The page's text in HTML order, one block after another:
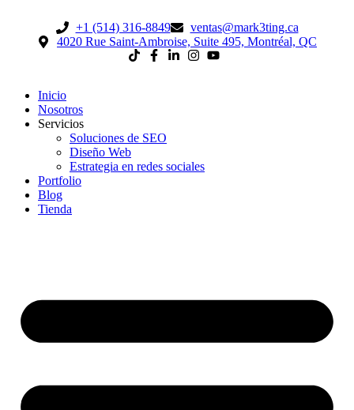
+1 (514) 316-8849
ventas@mark3ting.ca
4020 Rue Saint-Ambroise, Suite 495, Montréal, QC
Inicio
Nosotros
Servicios
Soluciones de SEO
Diseño Web
Estrategia en redes sociales
Portfolio
Blog
Tienda